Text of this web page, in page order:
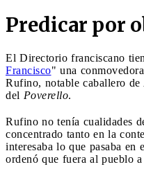
Predicar por
El Directorio franciscano
Francisco" una
Rufino, notable caballero de
del Poverello.
Rufino no tenía cualidades
concentrado tanto en la
interesaba lo que pasaba
ordenó que fuera al pueblo